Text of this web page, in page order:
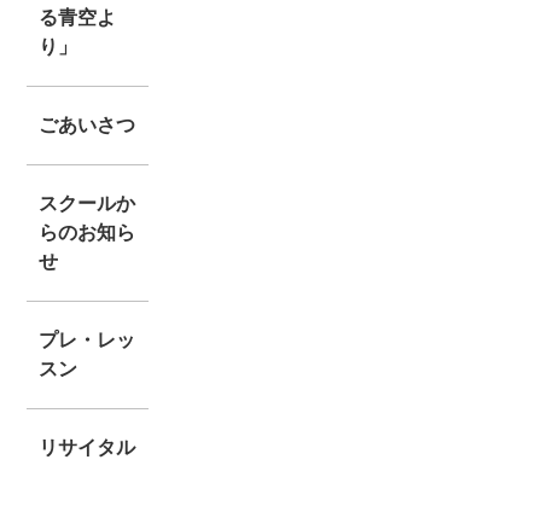
る青空よ
り」
ごあいさつ
スクールか
らのお知ら
せ
プレ・レッ
スン
リサイタル